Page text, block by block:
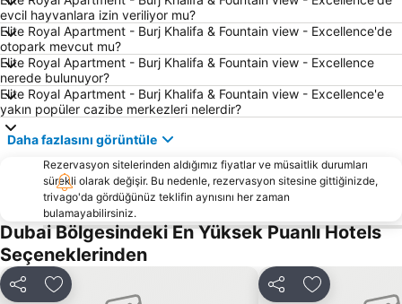
Bur Dubai
Dubai Outlet Mall
Şeyh Zayed Yolu
Ticaret Merkezi Dubai
Cumeyra Beach Residence
Dubai Metro
Deira City Center
GULFOOD EXHIBITION
Jumeirah Mosque
Dubai Uluslararası Kongre ve Sergi Sarayı
Baniyas Square Metro Station
Dubai Marina Yacht Club
Sharjah Uluslararası Havaalanı
Dubai Festival City
Sharjah City Center
Dubai Koyu
Business Bay Metro Station
Airport Terminal 1 Metro Station
Dubai Miracle Garden
Deira City Centre Metro Station
WHX Dubai
Dreamland Aqua Park
evcil hayvanlara izin veriliyor mu?
Elite Royal Apartment - Burj Khalifa & Fountain view - Excellence'de
otopark mevcut mu?
Elite Royal Apartment - Burj Khalifa & Fountain view - Excellence
nerede bulunuyor?
Elite Royal Apartment - Burj Khalifa & Fountain view - Excellence'e
yakın popüler cazibe merkezleri nelerdir?
Daha fazlasını görüntüle
Rezervasyon sitelerinden aldığımız fiyatlar ve müsaitlik durumları
sürekli olarak değişir. Bu nedenle, rezervasyon sitesine gittiğinizde,
trivago'da gördüğünüz teklifin aynısını her zaman
bulamayabilirsiniz.
Dubai Bölgesindeki En Yüksek Puanlı Hotels
Seçeneklerinden
Paylaş Favorilerime ekle Paylaş Favorilerime